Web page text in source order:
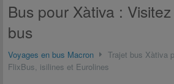
Bus pour Xàtiva :
bus
Voyages en bus Macron
Trajet bus Xàtiva
FlixBus, isilines et Eurolines